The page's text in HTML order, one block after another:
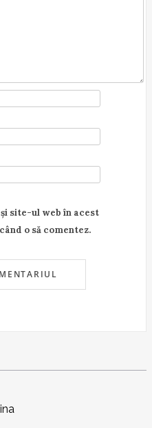
site-ul web în acest
o să comentez.